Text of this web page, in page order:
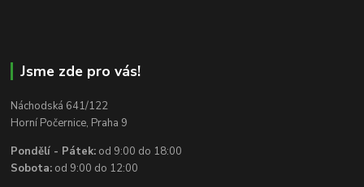
Jsme zde pro vás!
Náchodská 641/122
Horní Počernice, Praha 9
Pondělí - Pátek: od 9:00 do 18:00
Sobota: od 9:00 do 12:00